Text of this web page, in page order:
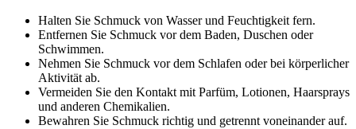
Halten Sie Schmuck von Wasser und Feuchtigkeit fern.
Entfernen Sie Schmuck vor dem Baden, Duschen oder
Schwimmen.
Nehmen Sie Schmuck vor dem Schlafen oder bei körperlicher
Aktivität ab.
Vermeiden Sie den Kontakt mit Parfüm, Lotionen, Haarsprays
und anderen Chemikalien.
Bewahren Sie Schmuck richtig und getrennt voneinander auf.